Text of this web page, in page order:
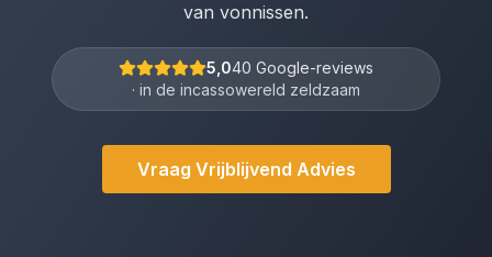
van vonnissen.
5,040 Google-reviews
· in de incassowereld zeldzaam
Vraag Vrijblijvend Advies